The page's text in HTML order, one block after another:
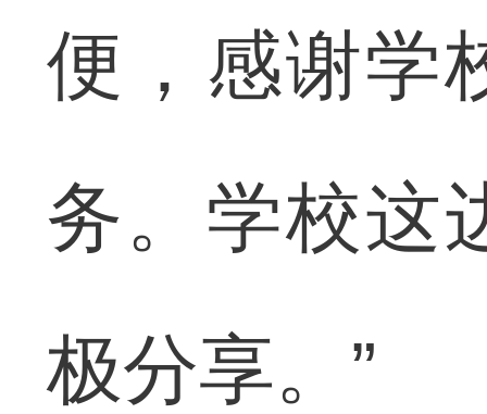
便，感谢学
务。学校这
极分享。”